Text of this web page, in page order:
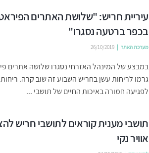
עיריית חריש: "שלושת האתרים
בכפר ברטעה נסגרו"
מערכת האתר 26/10/2019
במבצע של המינהל האזרחי נסגרו שלושה אתרים
גרמו לריחות עשן בחריש השבוע זה שוב קרה.
לפגיעה חמורה באיכות החיים של תושבי ...
תושבי מענית קוראים לתושבי חריש
אוויר נקי